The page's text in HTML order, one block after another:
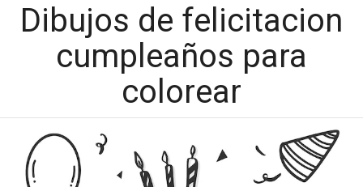
Dibujos de felicitacion
cumpleaños para
colorear